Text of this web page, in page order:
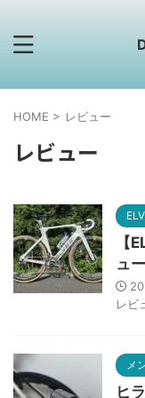
HOME > レビュー
レビュー
【
ュー
レビ
メ
ヒ